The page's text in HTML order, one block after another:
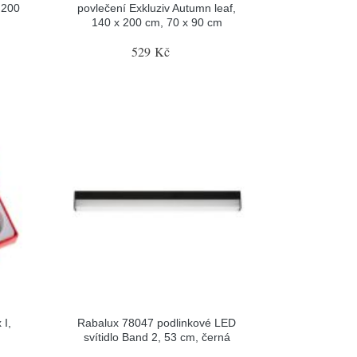
povlečení Exkluziv Autumn leaf,
140 x 200 cm, 70 x 90 cm
529 Kč
Rabalux 78047 podlinkové LED
svítidlo Band 2, 53 cm, černá